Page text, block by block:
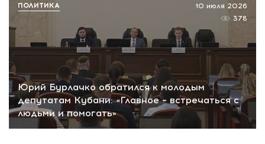
Юрий Бурлачко обратился к молодым
депутатам Кубани: «Главное – встречаться с
людьми и помогать»
10 июля 2026
378
ПОЛИТИКА